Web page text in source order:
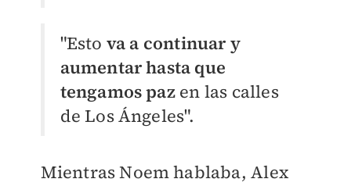
"Esto va a continuar y
aumentar hasta que
tengamos pazen las calles
de Los Ángeles".
Mientras Noem hablaba, Alex